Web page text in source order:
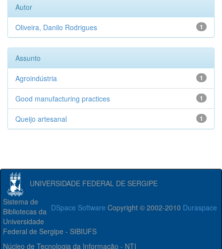
Autor
1
Oliveira, Danilo Rodrigues
Assunto
1
Agroindústria
1
Good manufacturing practices
1
Queijo artesanal
UNIVERSIDADE FEDERAL DE SERGIPE
DSpace Software Copyright © 2002-2010 Duraspace
Sistema de
Bibliotecas da
Universidade
Federal de Sergipe - SIBIUFS
Núcleo de Tecnologia da Informação - NTI